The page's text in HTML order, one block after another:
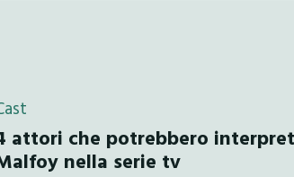
attori che potrebbero
nella serie tv